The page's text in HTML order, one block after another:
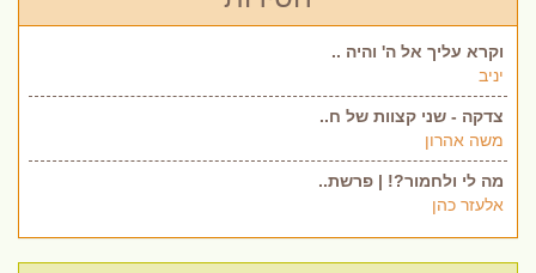
וקרא עליך אל ה' והיה ..
יניב
צדקה - שני קצוות של ח..
משה אהרון
מה לי ולחמור?! | פרשת..
אלעזר כהן